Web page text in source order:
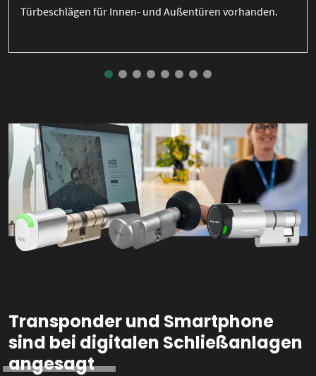
Türbeschlägen für Innen- und Außentüren vorhanden.
Transponder und Smartphone
sind bei digitalen Schließanlagen
angesagt